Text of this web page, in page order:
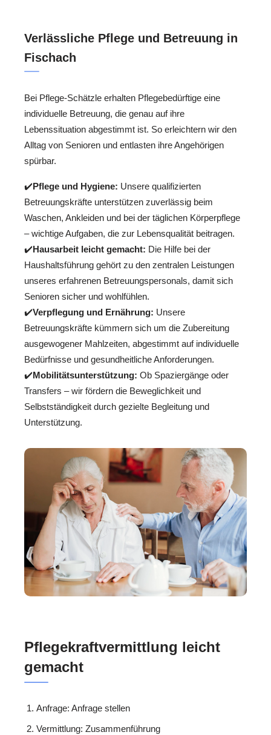
Verlässliche Pflege und Betreuung in
Fischach
Bei Pflege-Schätzle erhalten Pflegebedürftige eine
individuelle Betreuung, die genau auf ihre
Lebenssituation abgestimmt ist. So erleichtern wir den
Alltag von Senioren und entlasten ihre Angehörigen
spürbar.
✔️Pflege und Hygiene: Unsere qualifizierten
Betreuungskräfte unterstützen zuverlässig beim
Waschen, Ankleiden und bei der täglichen Körperpflege
– wichtige Aufgaben, die zur Lebensqualität beitragen.
✔️Hausarbeit leicht gemacht: Die Hilfe bei der
Haushaltsführung gehört zu den zentralen Leistungen
unseres erfahrenen Betreuungspersonals, damit sich
Senioren sicher und wohlfühlen.
✔️Verpflegung und Ernährung: Unsere
Betreuungskräfte kümmern sich um die Zubereitung
ausgewogener Mahlzeiten, abgestimmt auf individuelle
Bedürfnisse und gesundheitliche Anforderungen.
✔️Mobilitätsunterstützung: Ob Spaziergänge oder
Transfers – wir fördern die Beweglichkeit und
Selbstständigkeit durch gezielte Begleitung und
Unterstützung.
Pflegekraftvermittlung leicht
gemacht
Anfrage: Anfrage stellen
Vermittlung: Zusammenführung